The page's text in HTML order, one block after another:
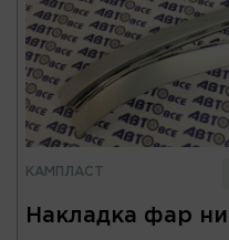
КАМПЛАСТ
Накладка фар